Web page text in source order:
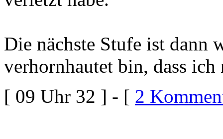
Die nächste Stufe ist dann
verhornhautet bin, dass
[ 09 Uhr 32 ] - [ 2